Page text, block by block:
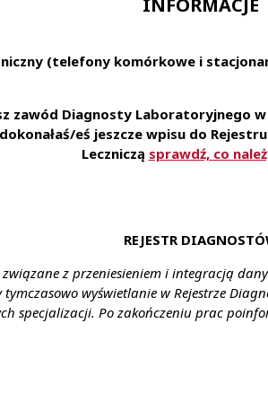
(telefony komórkowe i
zawód Diagnosty Laboratoryjnego
eś jeszcze wpisu do
Leczniczą sprawdź, co
REJESTR
z przeniesieniem i integracją
tymczasowo wyświetlanie w Rejestrze
specjalizacji. Po zakończeniu prac
i premie kwartalne
szkoleń i kursów
pracy
Oferujemy dodatek
Wyższe kierunkowe
wg ustawy oraz wg
Umowa zlecenie/umowa o pracę